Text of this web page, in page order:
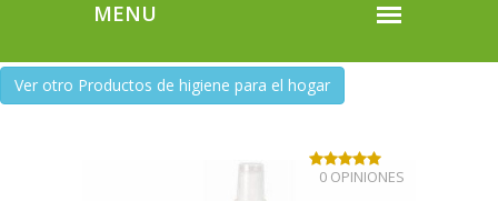
Ver otro Productos de higiene para el hogar
0 OPINIONES